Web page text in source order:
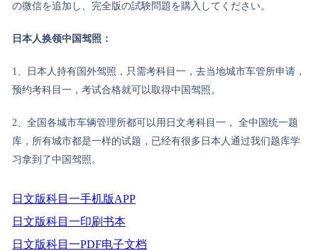
の微信を追加し、完全版の試験問題を購入してください。
日本人换领中国驾照：
1、日本人持有国外驾照，只需考科目一，去当地城市车管所申请，
预约考科目一，考试合格就可以取得中国驾照。
2、全国各城市车辆管理所都可以用日文考科目一， 全中国统一题
库，所有城市都是一样的试题，已经有很多日本人通过我们题库学
习拿到了中国驾照。
日文版科目一手机版APP
日文版科目一印刷书本
日文版科目一PDF电子文档